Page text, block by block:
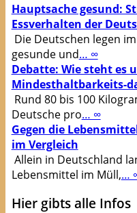
Hauptsache gesund:
Essverhalten der
Die Deutschen legen
gesunde und… ∞
Debatte: Wie steht es
Mindesthaltbarkeits-
Rund 80 bis 100
Deutsche pro… ∞
Gegen die
im Vergleich
Allein in Deutschland
Lebensmittel im Müll,…
Hier gibts alle Infos